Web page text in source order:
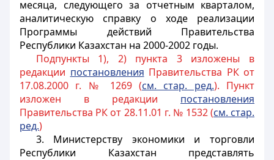
месяца, следующего за отчетным кварталом,
аналитическую справку о ходе реализации
Программы действий Правительства
Республики Казахстан на 2000-2002 годы.
Подпункты 1), 2) пункта 3 изложены в
редакции постановления Правительства РК от
17.08.2000 г. № 1269 (см. стар. ред.). Пункт
изложен в редакции постановления
Правительства РК от 28.11.01 г. № 1532 (см. стар.
ред.)
3. Министерству экономики и торговли
Республики Казахстан представлять